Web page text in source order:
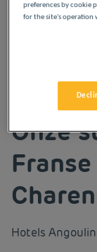
Profiteer van
Charente-
Onze
Hotels
preferences by cookie
for the site's operation